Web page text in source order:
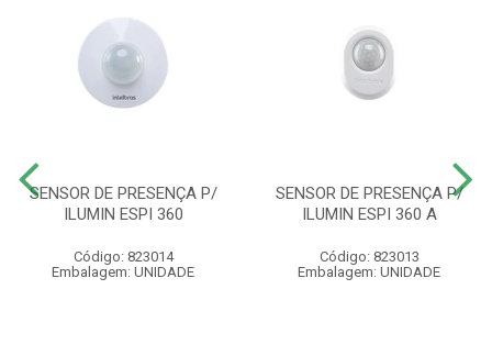
SENSOR DE PRESENÇA P/
ILUMIN ESPI 360
Código: 823014
Embalagem: UNIDADE
SENSOR DE PRESENÇA P/
ILUMIN ESPI 360 A
Código: 823013
Embalagem: UNIDADE